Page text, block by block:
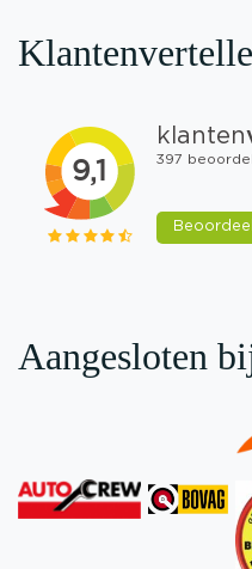
Aangesloten